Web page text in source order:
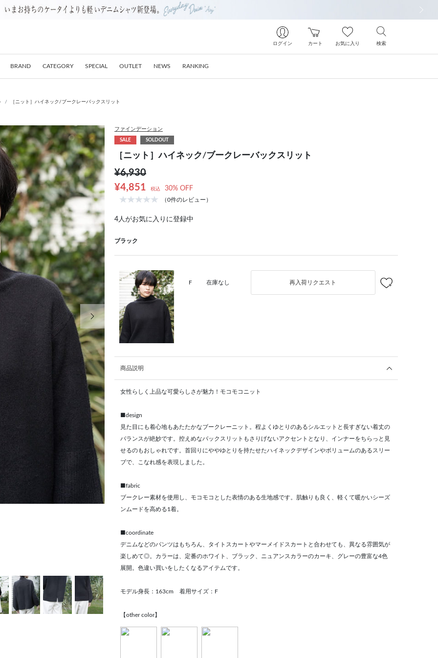
ログイン カート お気に入り 検索
BRAND CATEGORY SPECIAL OUTLET NEWS RANKING
［ニット］ハイネック/ブークレーバックスリット
次の画像
ファインデーション
SALE SOLDOUT
［ニット］ハイネック/ブークレーバックスリット
¥6,930
¥4,851
税込 30% OFF
（0件のレビュー）
4人がお気に入りに登録中
ブラック
F 在庫なし 再入荷リクエスト
商品説明
女性らしく上品な可愛らしさが魅力！モコモコニット
■design
見た目にも着心地もあたたかなブークレーニット。程よくゆとりのあるシルエットと長すぎない着丈の
バランスが絶妙です。控えめなバックスリットもさりげないアクセントとなり、インナーをちらっと見
せるのもおしゃれです。首回りにややゆとりを持たせたハイネックデザインやボリュームのあるスリー
ブで、こなれ感を表現しました。
■fabric
ブークレー素材を使用し、モコモコとした表情のある生地感です。肌触りも良く、軽くて暖かいシーズ
ンムードを高める1着。
■coordinate
デニムなどのパンツはもちろん、タイトスカートやマーメイドスカートと合わせても、異なる雰囲気が
楽しめて◎。カラーは、定番のホワイト、ブラック、ニュアンスカラーのカーキ、グレーの豊富な4色
展開。色違い買いをしたくなるアイテムです。
モデル身長：163cm 着用サイズ：F
【other color】